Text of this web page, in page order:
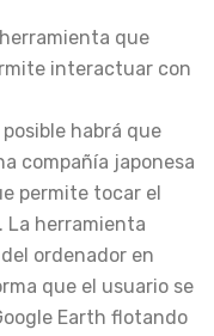
que
interactuar con
habrá que
compañía japonesa
permite tocar el
La herramienta
ordenador en
que el usuario se
Earth flotando